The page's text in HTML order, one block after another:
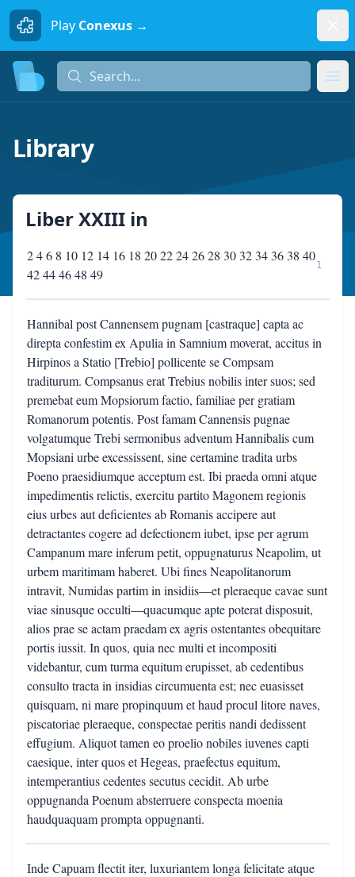
Play Conexus →
Search...
Library
Liber XXIII in
2 4 6 8 10 12 14 16 18 20 22 24 26 28 30 32 34 36 38 40
42 44 46 48 49
1
Hannibal post Cannensem pugnam [castraque] capta ac
direpta confestim ex Apulia in Samnium moverat, accitus in
Hirpinos a Statio [Trebio] pollicente se Compsam
traditurum. Compsanus erat Trebius nobilis inter suos; sed
premebat eum Mopsiorum factio, familiae per gratiam
Romanorum potentis. Post famam Cannensis pugnae
volgatumque Trebi sermonibus adventum Hannibalis cum
Mopsiani urbe excessissent, sine certamine tradita urbs
Poeno praesidiumque acceptum est. Ibi praeda omni atque
impedimentis relictis, exercitu partito Magonem regionis
eius urbes aut deficientes ab Romanis accipere aut
detractantes cogere ad defectionem iubet, ipse per agrum
Campanum mare inferum petit, oppugnaturus Neapolim, ut
urbem maritimam haberet. Ubi fines Neapolitanorum
intravit, Numidas partim in insidiis—et pleraeque cavae sunt
viae sinusque occulti—quacumque apte poterat disposuit,
alios prae se actam praedam ex agris ostentantes obequitare
portis iussit. In quos, quia nec multi et incompositi
videbantur, cum turma equitum erupisset, ab cedentibus
consulto tracta in insidias circumuenta est; nec euasisset
quisquam, ni mare propinquum et haud procul litore naves,
piscatoriae pleraeque, conspectae peritis nandi dedissent
effugium. Aliquot tamen eo proelio nobiles iuvenes capti
caesique, inter quos et Hegeas, praefectus equitum,
intemperantius cedentes secutus cecidit. Ab urbe
oppugnanda Poenum absterruere conspecta moenia
haudquaquam prompta oppugnanti.
Inde Capuam flectit iter, luxuriantem longa felicitate atque